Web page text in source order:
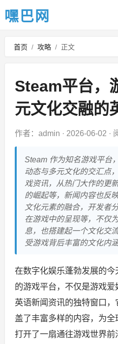
嘿巴网
首页 / 攻略 / 正文
Steam平台，
元文化交融的
作者：admin · 2026-06-02 ·
Steam 作为知名游戏平台
动态与多元文化的交汇点
戏资讯，从热门大作的更
的崛起等，新闻内容也反
文化元素的融合，开发者
在游戏中的呈现等，不仅
息，也搭建起一个文化交
受游戏背后丰富的文化内
在数字化娱乐蓬勃发展的今
的游戏平台，不仅是游戏
英语新闻资讯的独特窗口
盖了丰富多样的内容，为
打开了一扇通往游戏世界